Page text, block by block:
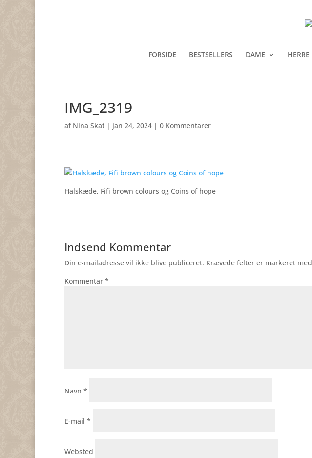
FORSIDE BESTSELLERS DAME HERRE
IMG_2319
af Nina Skat | jan 24, 2024 | 0 Kommentarer
Halskæde, Fifi brown colours og Coins of hope
Indsend Kommentar
Din e-mailadresse vil ikke blive publiceret. Krævede felter er markeret med
Kommentar *
Navn *
E-mail *
Websted